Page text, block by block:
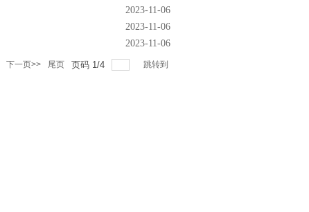
2023-11-06
2023-11-06
2023-11-06
下一页>> 尾页 页码 1/4 跳转到